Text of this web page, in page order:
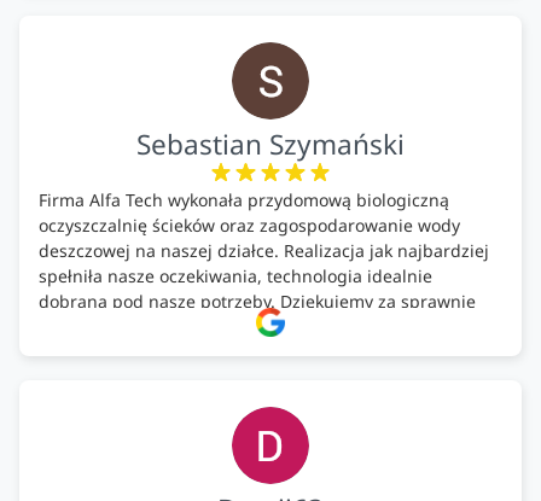
Sebastian Szymański
Firma Alfa Tech wykonała przydomową biologiczną
oczyszczalnię ścieków oraz zagospodarowanie wody
deszczowej na naszej działce. Realizacja jak najbardziej
spełniła nasze oczekiwania, technologia idealnie
dobrana pod nasze potrzeby. Dziękujemy za sprawnie
wykonany montaż w świetnej atmosferze! Polecam!